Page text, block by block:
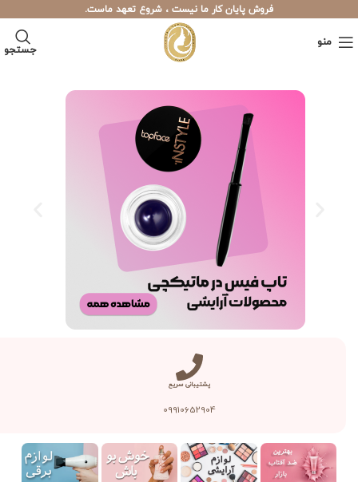
فروش پایان کار ما نیست ، شروع تعهد ماست.
منو
جستجو
اولاین
پشتیبانی سریع
09910652904